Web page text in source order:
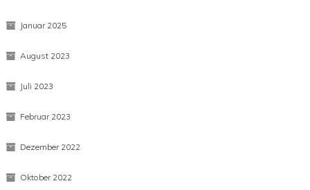
August 2025
Juni 2025
Januar 2025
August 2023
Juli 2023
Februar 2023